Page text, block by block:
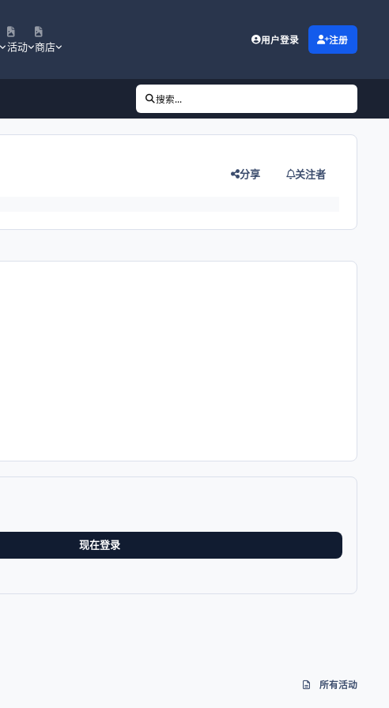
活动 商店
用户登录 注册
搜索...
分享 关注者
现在登录
所有活动